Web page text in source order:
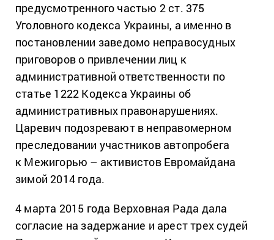
предусмотренного частью 2 ст. 375
Уголовного кодекса Украины, а именно в
постановлении заведомо неправосудных
приговоров о привлечении лиц к
административной ответственности по
статье 1222 Кодекса Украины об
административных правонарушениях.
Царевич подозревают в неправомерном
преследовании участников автопробега
к Межигорью – активистов Евромайдана
зимой 2014 года.
4 марта 2015 года Верховная Рада дала
согласие на задержание и арест трех судей